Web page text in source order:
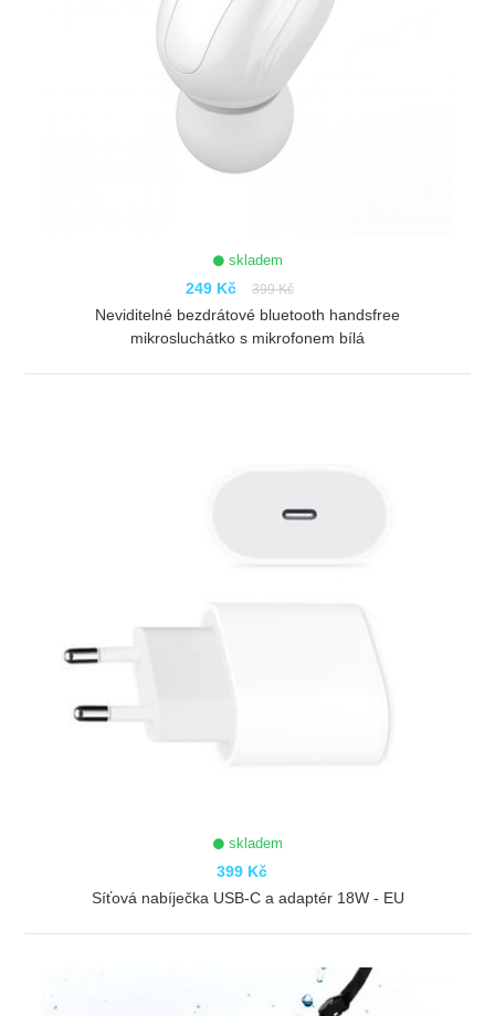
skladem
249 Kč 399 Kč
Neviditelné bezdrátové bluetooth handsfree
mikrosluchátko s mikrofonem bílá
skladem
399 Kč
Síťová nabíječka USB-C a adaptér 18W - EU